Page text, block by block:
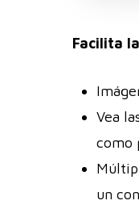
Facilita
Vea
como
un